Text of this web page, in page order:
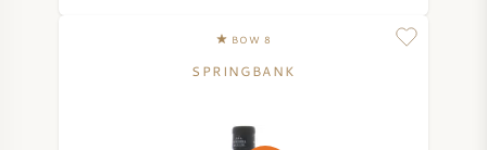
BOW 8
SPRINGBANK